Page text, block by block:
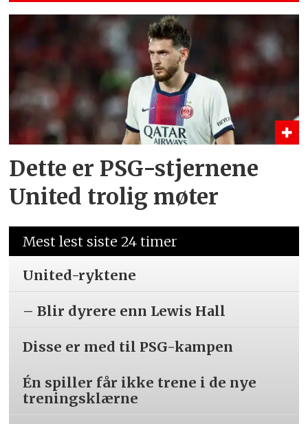
Dette er PSG-stjernene
United trolig møter
Mest lest siste 24 timer
United-ryktene
– Blir dyrere enn Lewis Hall
Disse er med til PSG-kampen
Én spiller får ikke trene i de nye
treningsklærne